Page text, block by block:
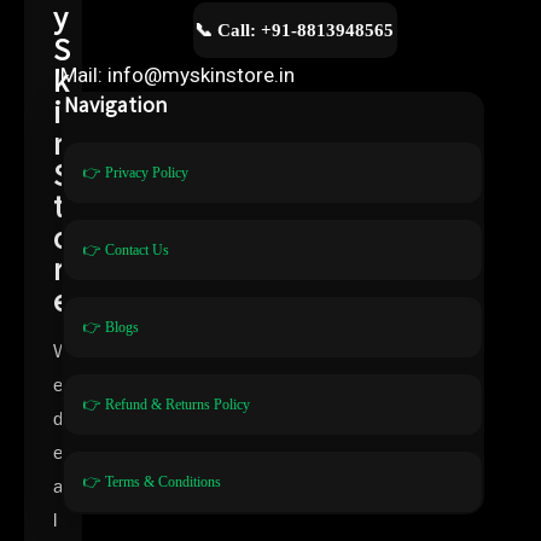
y
S
k
i
n
S
t
o
r
e
W
e
d
e
a
l
📞 Call: +91-8813948565
Mail: info@myskinstore.in
Navigation
👉 Privacy Policy
👉 Contact Us
👉 Blogs
👉 Refund & Returns Policy
👉 Terms & Conditions